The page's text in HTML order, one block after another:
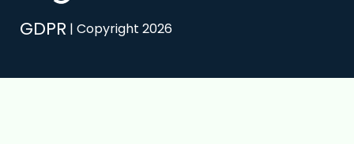
GDPR | Copyright 2026